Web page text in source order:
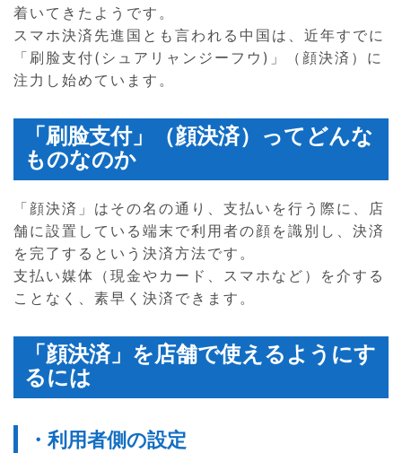
着いてきたようです。
スマホ決済先進国とも言われる中国は、近年すでに
「刷脸支付(シュアリャンジーフウ)」（顔決済）に
注力し始めています。
「刷脸支付」（顔決済）ってどんな
ものなのか
「顔決済」はその名の通り、支払いを行う際に、店
舗に設置している端末で利用者の顔を識別し、決済
を完了するという決済方法です。
支払い媒体（現金やカード、スマホなど）を介する
ことなく、素早く決済できます。
「顔決済」を店舗で使えるようにす
るには
・利用者側の設定